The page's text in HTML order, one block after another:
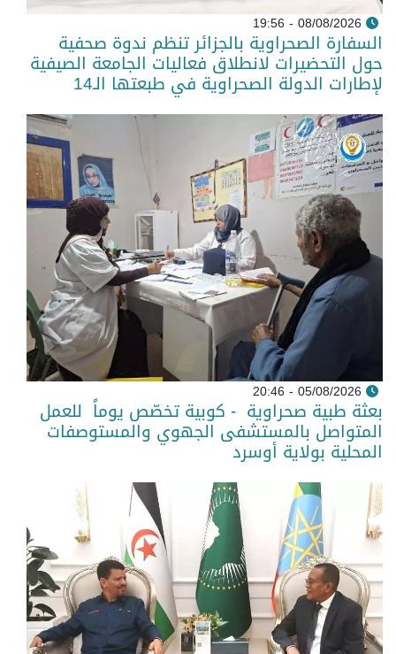
08/08/2026 - 19:56
السفارة الصحراوية بالجزائر تنظم ندوة صحفية
حول التحضيرات لانطلاق فعاليات الجامعة الصيفية
لإطارات الدولة الصحراوية في طبعتها الـ14
05/08/2026 - 20:46
بعثة طبية صحراوية - كوبية تخصّص يوماً للعمل
المتواصل بالمستشفى الجهوي والمستوصفات
المحلية بولاية أوسرد